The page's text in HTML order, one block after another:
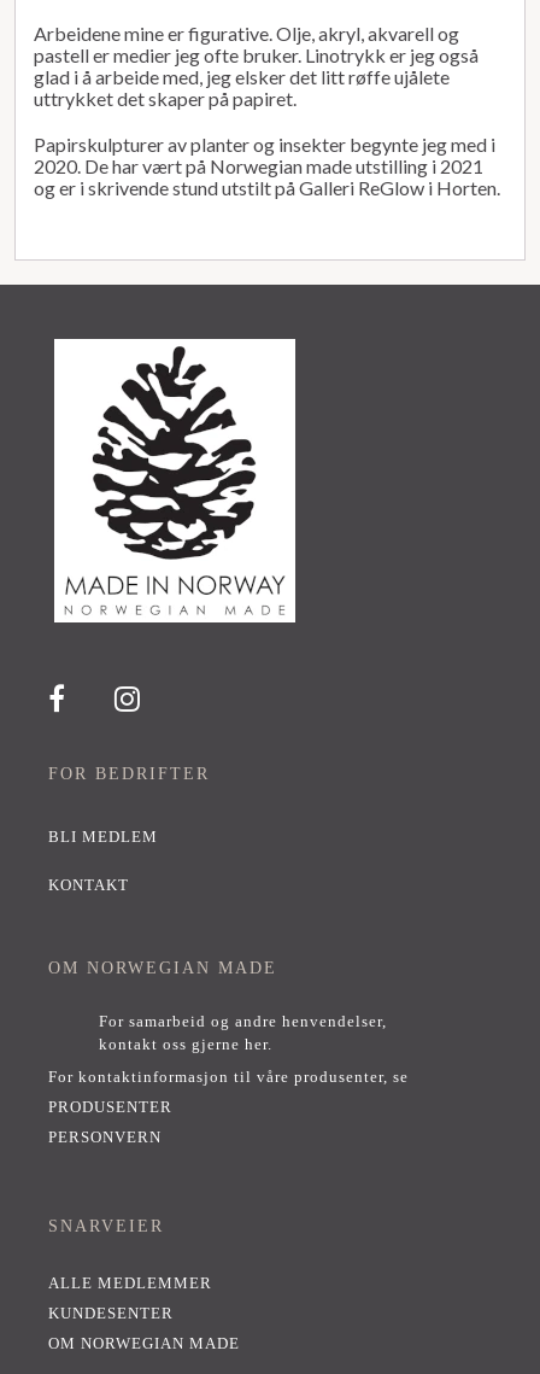
Arbeidene mine er figurative. Olje, akryl, akvarell og
pastell er medier jeg ofte bruker. Linotrykk er jeg også
glad i å arbeide med, jeg elsker det litt røffe ujålete
uttrykket det skaper på papiret. ​
Papirskulpturer av planter og insekter begynte jeg med i
2020. De har vært på Norwegian made utstilling i 2021
og er i skrivende stund utstilt på Galleri ReGlow i Horten. ​
FOR BEDRIFTER
BLI MEDLEM
KONTAKT
OM NORWEGIAN MADE
For samarbeid og andre henvendelser,
kontakt oss gjerne her.
For kontaktinformasjon til våre produsenter, se
PRODUSENTER
PERSONVERN
SNARVEIER
ALLE MEDLEMMER
KUNDESENTER
OM NORWEGIAN MADE